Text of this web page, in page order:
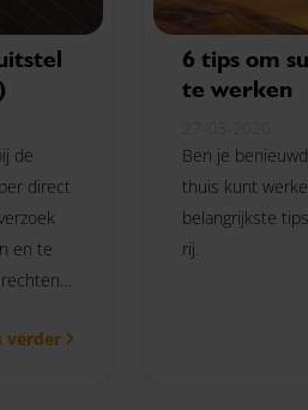
de
direct
en te
Je
verder
6 tips om
te werken
Ben je
thuis kunt
belangrijkste
rij.